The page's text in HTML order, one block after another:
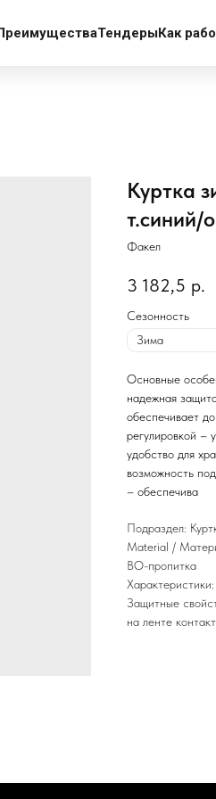
ТендерыКак
Куртка
т.синий/
Факел
3 182,5 р.
Сезонность
Основные
надежная
обеспечивает
регулировкой –
удобство для
возможность
– обеспечива
Подраздел:
Material /
ВО-пропитка
Защитные
на ленте